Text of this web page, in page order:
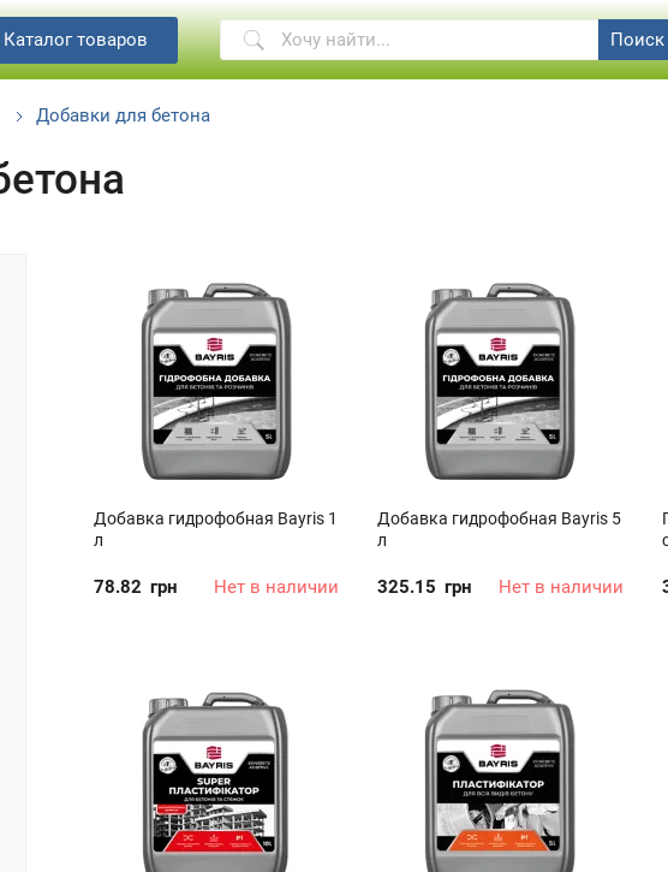
Каталог товаров Поиск
Добавки для бетона
Добавка гидрофобная Bayris 1
л
78.82 грн Нет в наличии
Добавка гидрофобная Bayris 5
л
325.15 грн Нет в наличии